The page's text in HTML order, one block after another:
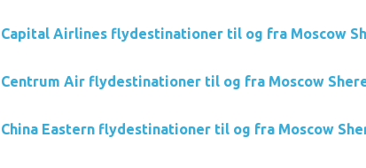
Capital Airlines flydestinationer til og fra Moscow
Centrum Air flydestinationer til og fra Moscow
China Eastern flydestinationer til og fra Moscow